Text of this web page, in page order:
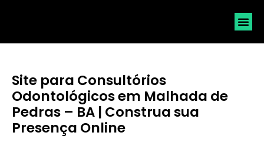
Site para Consultórios
Odontológicos em Malhada de
Pedras – BA | Construa sua
Presença Online